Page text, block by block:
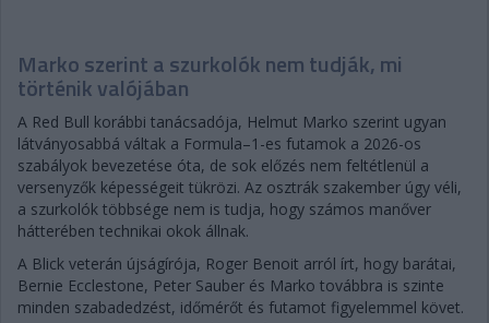
Marko szerint a szurkolók nem tudják, mi
történik valójában
A Red Bull korábbi tanácsadója, Helmut Marko szerint ugyan
látványosabbá váltak a Formula–1-es futamok a 2026-os
szabályok bevezetése óta, de sok előzés nem feltétlenül a
versenyzők képességeit tükrözi. Az osztrák szakember úgy véli,
a szurkolók többsége nem is tudja, hogy számos manőver
hátterében technikai okok állnak.
A Blick veterán újságírója, Roger Benoit arról írt, hogy barátai,
Bernie Ecclestone, Peter Sauber és Marko továbbra is szinte
minden szabadedzést, időmérőt és futamot figyelemmel követ.